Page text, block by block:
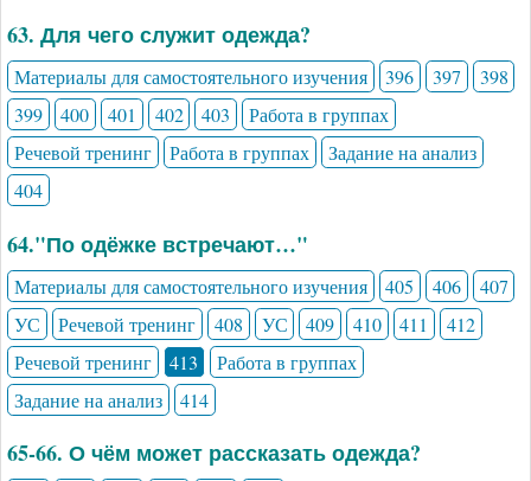
63. Для чего служит одежда?
Материалы для самостоятельного изучения 396 397
398
399
400 401 402 403
Работа в группах
Речевой тренинг
Работа в группах
Задание на анализ
404
64."По одёжке встречают…"
Материалы для самостоятельного изучения 405 406
407
УС
Речевой тренинг 408 УС 409 410 411
412
Речевой тренинг
413
Работа в группах
Задание на анализ
414
65-66. О чём может рассказать одежда?